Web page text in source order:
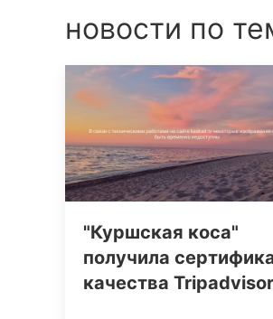
новости по
"Куршская коса"
получила
качества Tripаdvisor